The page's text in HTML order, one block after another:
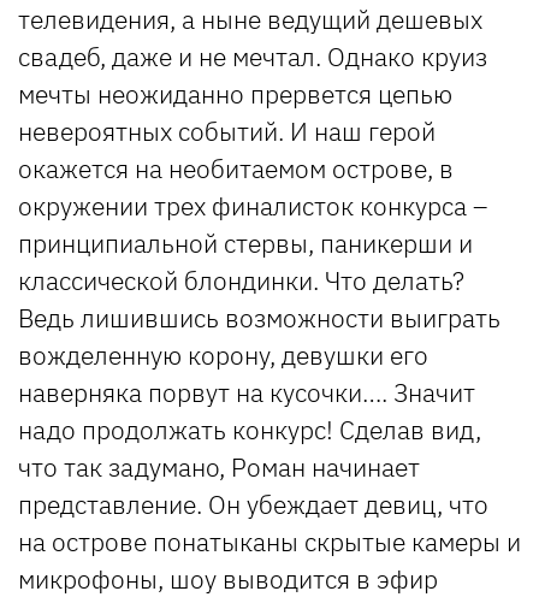
телевидения, а ныне ведущий дешевых
свадеб, даже и не мечтал. Однако круиз
мечты неожиданно прервется цепью
невероятных событий. И наш герой
окажется на необитаемом острове, в
окружении трех финалисток конкурса –
принципиальной стервы, паникерши и
классической блондинки. Что делать?
Ведь лишившись возможности выиграть
вожделенную корону, девушки его
наверняка порвут на кусочки…. Значит
надо продолжать конкурс! Сделав вид,
что так задумано, Роман начинает
представление. Он убеждает девиц, что
на острове понатыканы скрытые камеры и
микрофоны, шоу выводится в эфир